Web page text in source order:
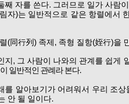
자를 쓴다. 그러므로 일가 사람
)는 일반적으로 같은 항렬에서
同行列) 족제, 족형 질항(姪行)을
, 그 사람이 나와의 관계를 쉽게
일반적인 관례라 본다.
알아보기가 어려워서 우리 조
안 될 일이다.